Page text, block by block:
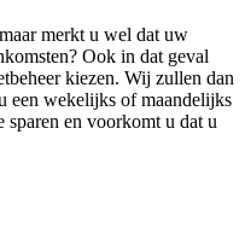
merkt u wel dat uw
Ook in dat geval
kiezen. Wij zullen dan
een wekelijks of maandelijks
sparen en voorkomt u dat u